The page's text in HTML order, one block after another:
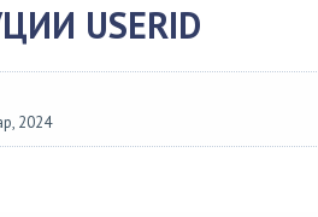
USERID
2024